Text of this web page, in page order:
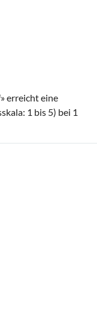
» erreicht eine
1 bis 5) bei 1